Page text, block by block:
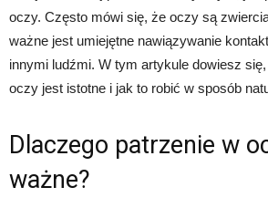
oczy. Często mówi się, że oczy są
ważne jest umiejętne nawiązywanie
innymi ludźmi. W tym artykule dowiesz
oczy jest istotne i jak to robić w sposób
Dlaczego patrzenie w
ważne?